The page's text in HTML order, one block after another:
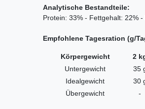
Analytische Bestandteile:
Protein: 33% - Fettgehalt: 22%
Empfohlene Tagesration (g/
Körpergewicht 2
Untergewicht
35
Idealgewicht
30
Übergewicht
-